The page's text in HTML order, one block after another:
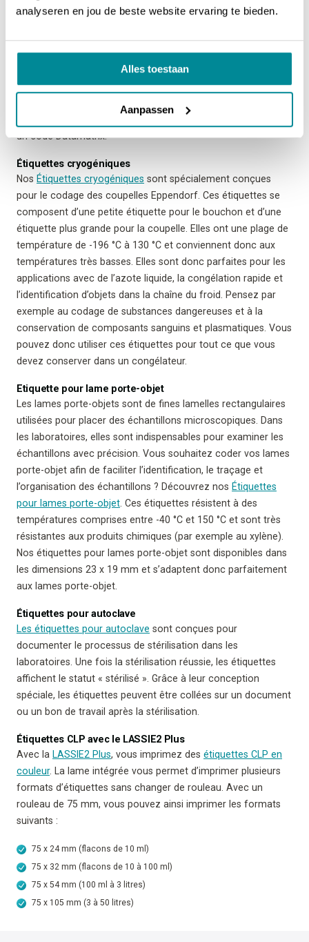
analyseren en jou de beste website ervaring te bieden.
Alles toestaan
Aanpassen
l’identification en laboratoire. Grâce à son format compact,
elle occupe peu d’espace, ce qui la rend parfaite pour une
permet d’imprimer facilement desÉtiquettes cryogéniques,
Étiquettes pour lames porte-objetet des
autoclave. Cette imprimante permet d’apposer rapidement et
chaque étiquette de laboratoire, comme un code-barres ou
un code Datamatrix.
Étiquettes cryogéniques
Nos Étiquettes cryogéniques sont spécialement conçues
pour le codage des coupelles Eppendorf. Ces étiquettes se
composent d’une petite étiquette pour le bouchon et d’une
étiquette plus grande pour la coupelle. Elles ont une plage de
température de -196 °C à 130 °C et conviennent donc aux
températures très basses. Elles sont donc parfaites pour les
applications avec de l’azote liquide, la congélation rapide et
l’identification d’objets dans la chaîne du froid. Pensez par
exemple au codage de substances dangereuses et à la
conservation de composants sanguins et plasmatiques. Vous
pouvez donc utiliser ces étiquettes pour tout ce que vous
devez conserver dans un congélateur.
Etiquette pour lame porte-objet
Les lames porte-objets sont de fines lamelles rectangulaires
utilisées pour placer des échantillons microscopiques. Dans
les laboratoires, elles sont indispensables pour examiner les
échantillons avec précision. Vous souhaitez coder vos lames
porte-objet afin de faciliter l’identification, le traçage et
l’organisation des échantillons ? Découvrez nos Étiquettes
pour lames porte-objet . Ces étiquettes résistent à des
températures comprises entre -40 °C et 150 °C et sont très
résistantes aux produits chimiques (par exemple au xylène).
Nos étiquettes pour lames porte-objet sont disponibles dans
les dimensions 23 x 19 mm et s’adaptent donc parfaitement
aux lames porte-objet.
Étiquettes pour autoclave
Les étiquettes pour autoclave sont conçues pour
documenter le processus de stérilisation dans les
laboratoires. Une fois la stérilisation réussie, les étiquettes
affichent le statut « stérilisé ». Grâce à leur conception
spéciale, les étiquettes peuvent être collées sur un document
ou un bon de travail après la stérilisation.
Étiquettes CLP avec le LASSIE2 Plus
Avec la LASSIE2 Plus, vous imprimez des étiquettes CLP en
couleur. La lame intégrée vous permet d’imprimer plusieurs
formats d’étiquettes sans changer de rouleau. Avec un
rouleau de 75 mm, vous pouvez ainsi imprimer les formats
suivants :
75 x 24 mm (flacons de 10 ml)
75 x 32 mm (flacons de 10 à 100 ml)
75 x 54 mm (100 ml à 3 litres)
75 x 105 mm (3 à 50 litres)